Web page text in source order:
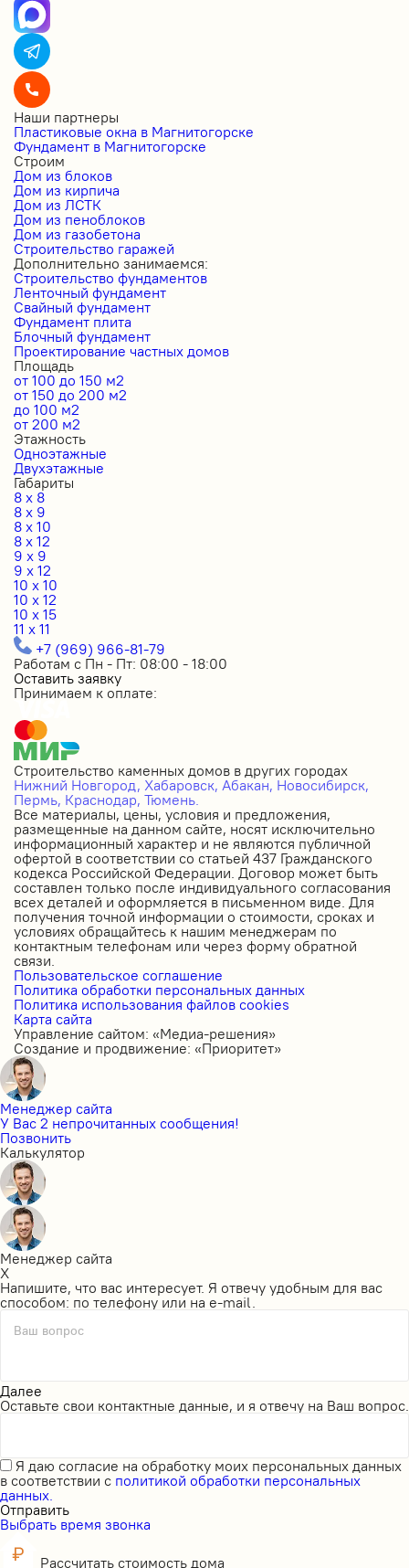
Наши партнеры
Пластиковые окна в Магнитогорске
Фундамент в Магнитогорске
Строим
Дом из блоков
Дом из кирпича
Дом из ЛСТК
Дом из пеноблоков
Дом из газобетона
Строительство гаражей
Дополнительно занимаемся:
Строительство фундаментов
Ленточный фундамент
Свайный фундамент
Фундамент плита
Блочный фундамент
Проектирование частных домов
Площадь
от 100 до 150 м2
от 150 до 200 м2
до 100 м2
от 200 м2
Этажность
Одноэтажные
Двухэтажные
Габариты
8 x 8
8 x 9
8 x 10
8 x 12
9 x 9
9 x 12
10 x 10
10 x 12
10 x 15
11 x 11
+7 (969) 966-81-79
Работам с Пн - Пт: 08:00 - 18:00
Оставить заявку
Принимаем к оплате:
Строительство каменных домов в других городах
Нижний Новгород, Хабаровск, Абакан, Новосибирск,
Пермь, Краснодар, Тюмень.
Все материалы, цены, условия и предложения,
размещенные на данном сайте, носят исключительно
информационный характер и не являются публичной
офертой в соответствии со статьей 437 Гражданского
кодекса Российской Федерации. Договор может быть
составлен только после индивидуального согласования
всех деталей и оформляется в письменном виде. Для
получения точной информации о стоимости, сроках и
условиях обращайтесь к нашим менеджерам по
контактным телефонам или через форму обратной
связи.
Пользовательское соглашение
Политика обработки персональных данных
Политика использования файлов cookies
Карта сайта
Управление сайтом: «Медиа-решения»
Создание и продвижение: «Приоритет»
Менеджер сайта
У Вас 2 непрочитанных сообщения!
Позвонить
Калькулятор
Менеджер сайта
X
Напишите, что вас интересует. Я отвечу удобным для вас
способом: по телефону или на e-mail.
Ваш вопрос
Далее
Оставьте свои контактные данные, и я отвечу на Ваш вопрос.
Я даю согласие на обработку моих персональных данных
в соответствии с политикой обработки персональных
данных.
Отправить
Выбрать время звонка
Рассчитать стоимость дома